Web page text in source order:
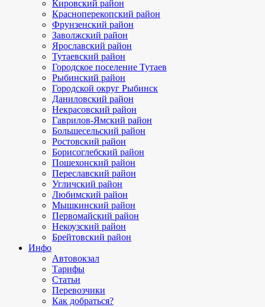
Кировский район
Красноперекопский район
Фрунзенский район
Заволжский район
Ярославский район
Тутаевский район
Городское поселение Тутаев
Рыбинский район
Городской округ Рыбинск
Даниловский район
Некрасовский район
Гаврилов-Ямский район
Большесельский район
Ростовский район
Борисоглебский район
Пошехонский район
Переславский район
Угличский район
Любимский район
Мышкинский район
Первомайский район
Некоузский район
Брейтовский район
Инфо
Автовокзал
Тарифы
Статьи
Перевозчики
Как добраться?